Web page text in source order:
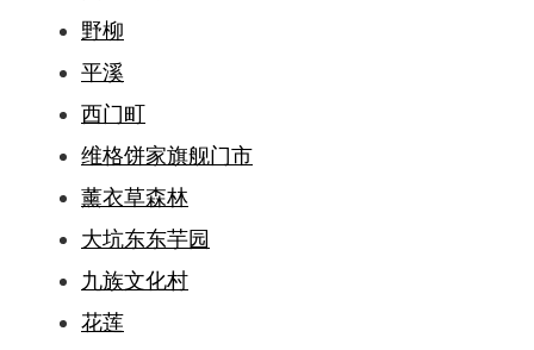
野柳
平溪
西门町
维格饼家旗舰门市
薰衣草森林
大坑东东芋园
九族文化村
花莲